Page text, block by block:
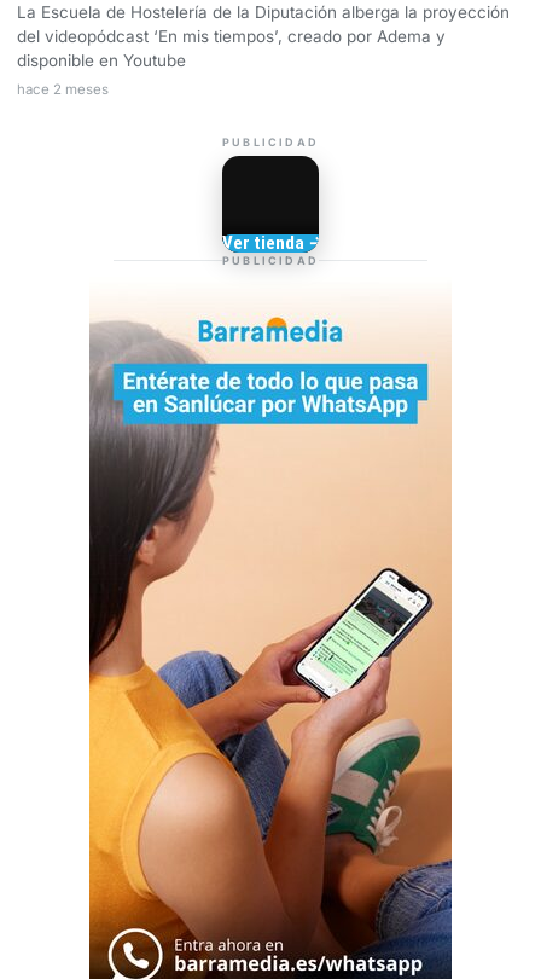
La Escuela de Hostelería de la Diputación alberga la proyección
del videopódcast ‘En mis tiempos’, creado por Adema y
disponible en Youtube
hace 2 meses
PUBLICIDAD
TIENDA DE
Camisetas de Sanlúcar
Ver tienda →
PUBLICIDAD